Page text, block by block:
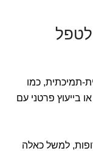
לטפל
תמיכתית, כמו
בייעוץ פרטני עם
למשל כאלה